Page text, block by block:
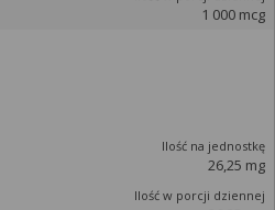
1 000 mcg
26,25 mg